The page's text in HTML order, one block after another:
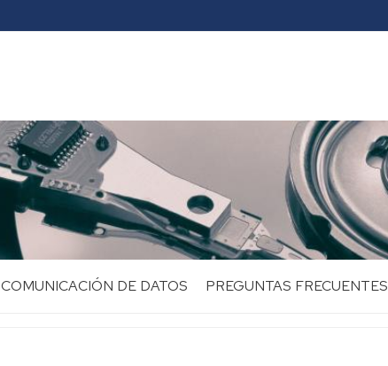
COMUNICACIÓN DE DATOS PREGUNTAS FRECUENTES